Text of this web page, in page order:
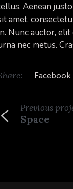
Aenean
amet,
Nunc auctor, elit
nec metus.
Facebook
Previous
Space